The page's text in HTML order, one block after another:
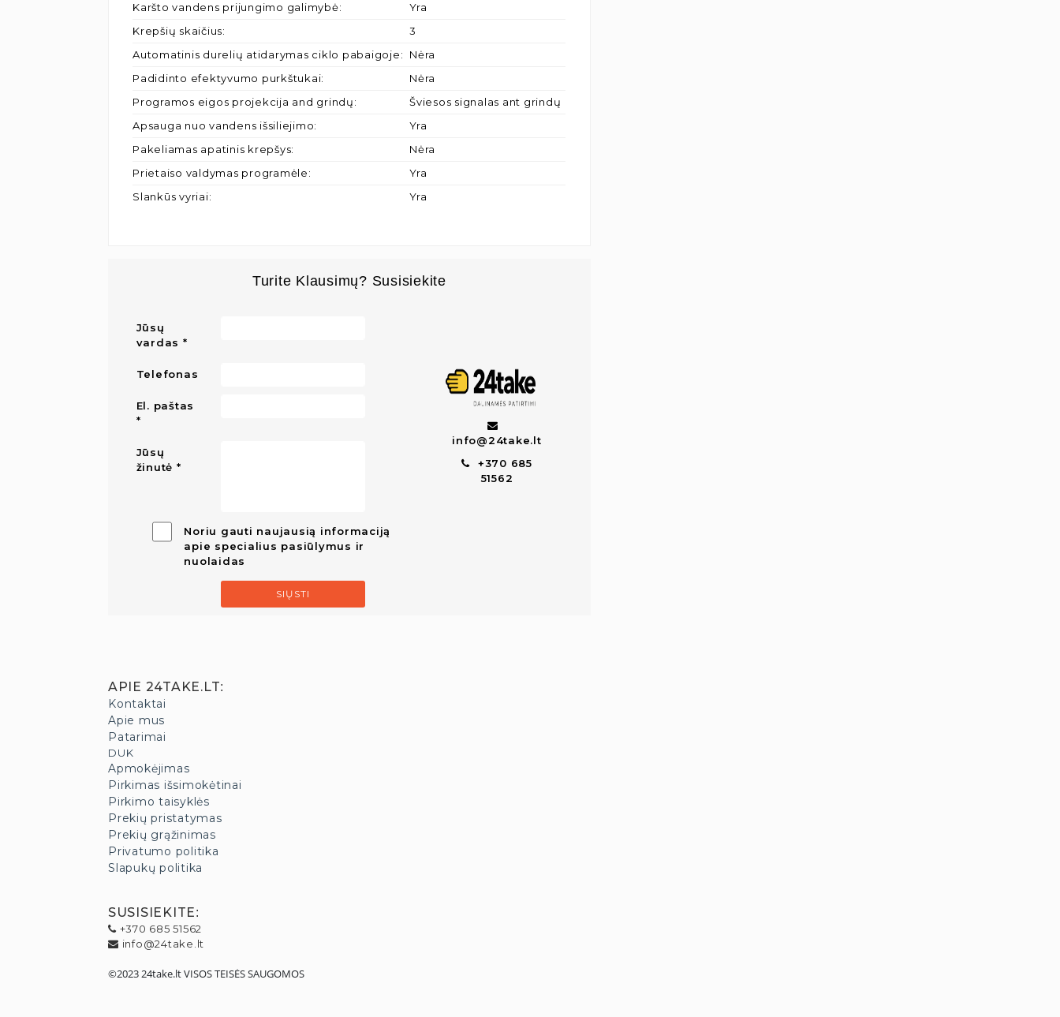
Karšto vandens prijungimo galimybė:
Yra
Krepšių skaičius:
3
Automatinis durelių atidarymas ciklo pabaigoje:
Nėra
Padidinto efektyvumo purkštukai:
Nėra
Programos eigos projekcija and grindų:
Šviesos signalas ant grindų
Apsauga nuo vandens išsiliejimo:
Yra
Pakeliamas apatinis krepšys:
Nėra
Prietaiso valdymas programėle:
Yra
Slankūs vyriai: Yra
Turite Klausimų? Susisiekite
Jūsų
vardas
Telefonas
El. paštas
Jūsų
žinutė
Noriu gauti naujausią informaciją
apie specialius pasiūlymus ir
nuolaidas
SIŲSTI
info@24take.lt
+370 685
51562
APIE 24TAKE.LT:
Kontaktai
Apie mus
Patarimai
DUK
Apmokėjimas
Pirkimas išsimokėtinai
Pirkimo taisyklės
Prekių pristatymas
Prekių grąžinimas
Privatumo politika
Slapukų politika
SUSISIEKITE:
+370 685 51562
info@24take.lt
©2023 24take.lt VISOS TEISĖS SAUGOMOS